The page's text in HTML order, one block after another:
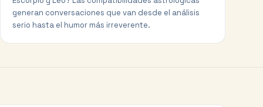
generan conversaciones que van desde el análisis
serio hasta el humor más irreverente.